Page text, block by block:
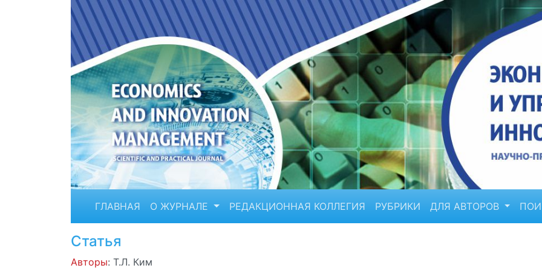
ГЛАВНАЯ О ЖУРНАЛЕ РЕДАКЦИОННАЯ КОЛЛЕГИЯ РУБРИКИ ДЛЯ АВТОРОВ
Статья
Авторы: Т.Л. Ким